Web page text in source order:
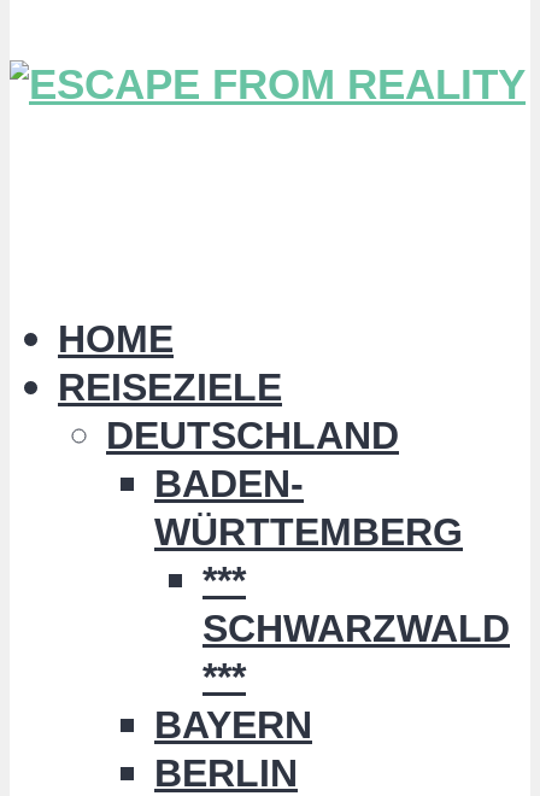
HOME
REISEZIELE
DEUTSCHLAND
BADEN-
WÜRTTEMBERG
***
SCHWARZWALD
***
BAYERN
BERLIN